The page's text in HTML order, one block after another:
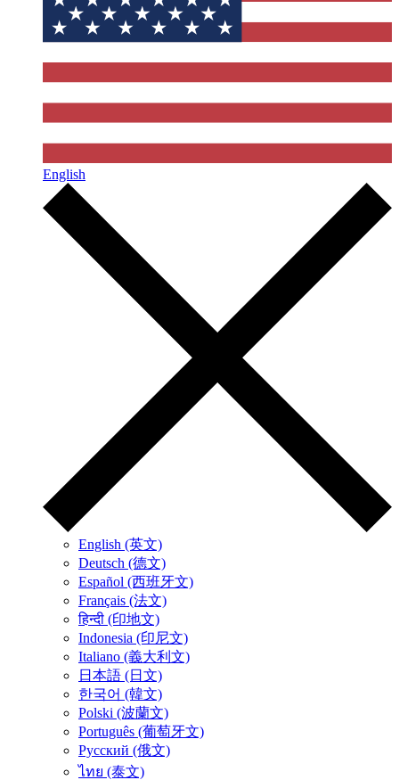
English
English (英文)
Deutsch (德文)
Español (西班牙文)
Français (法文)
हिन्दी (印地文)
Indonesia (印尼文)
Italiano (義大利文)
日本語 (日文)
한국어 (韓文)
Polski (波蘭文)
Português (葡萄牙文)
Русский (俄文)
ไทย (泰文)